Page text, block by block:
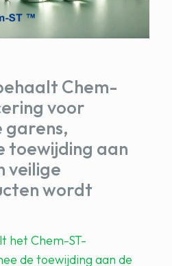
Chem-
voor
garens,
toewijding aan
veilige
wordt
het Chem-ST-
de toewijding aan de